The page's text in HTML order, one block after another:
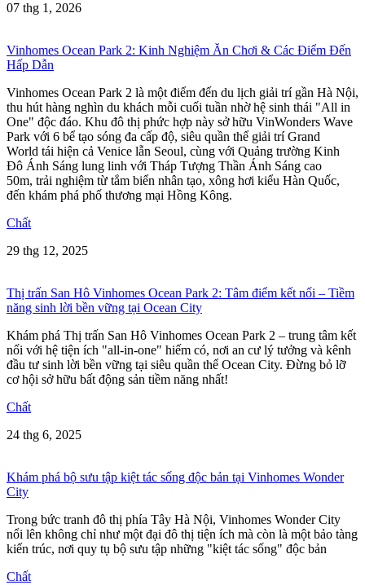
07 thg 1, 2026
Vinhomes Ocean Park 2: Kinh Nghiệm Ăn Chơi & Các Điểm Đến
Hấp Dẫn
Vinhomes Ocean Park 2 là một điểm đến du lịch giải trí gần Hà Nội,
thu hút hàng nghìn du khách mỗi cuối tuần nhờ hệ sinh thái "All in
One" độc đáo. Khu đô thị phức hợp này sở hữu VinWonders Wave
Park với 6 bể tạo sóng đa cấp độ, siêu quần thể giải trí Grand
World tái hiện cả Venice lẫn Seoul, cùng với Quảng trường Kinh
Đô Ánh Sáng lung linh với Tháp Tượng Thần Ánh Sáng cao
50m, trải nghiệm từ tắm biển nhân tạo, xông hơi kiểu Hàn Quốc,
đến khám phá phố thương mại Hồng Kông.
Chất
29 thg 12, 2025
Thị trấn San Hô Vinhomes Ocean Park 2: Tâm điểm kết nối – Tiềm
năng sinh lời bền vững tại Ocean City
Khám phá Thị trấn San Hô Vinhomes Ocean Park 2 – trung tâm kết
nối với hệ tiện ích "all-in-one" hiếm có, nơi an cư lý tưởng và kênh
đầu tư sinh lời bền vững tại siêu quần thể Ocean City. Đừng bỏ lỡ
cơ hội sở hữu bất động sản tiềm năng nhất!
Chất
24 thg 6, 2025
Khám phá bộ sưu tập kiệt tác sống độc bản tại Vinhomes Wonder
City
Trong bức tranh đô thị phía Tây Hà Nội, Vinhomes Wonder City
nổi lên không chỉ như một đại đô thị tiện ích mà còn là một bảo tàng
kiến trúc, nơi quy tụ bộ sưu tập những "kiệt tác sống" độc bản
Chất